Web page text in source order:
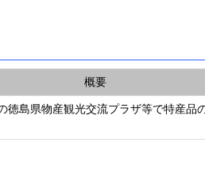
概要
徳島県物産観光交流プラザ等で特産品